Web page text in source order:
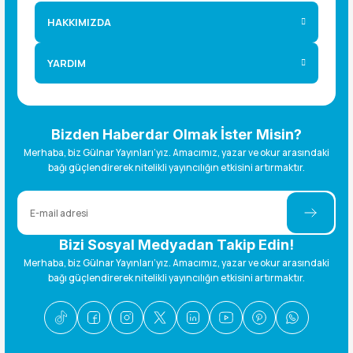
Messaldo ve Çingene Kız / Edip Yüksekyuva
280,00 TL
350,00 TL
280,00 TL
Bir Dönemin Gezgin Cumhuriyet Savcısı / Hüseyin Altun
640,00 TL
İyilik İyidir / İrfan B. Gültekin Gizemli Harita / Ali Pektaş
400,00 TL
HAKKIMIZDA
YARDIM
Bizden Haberdar Olmak İster Misin?
Merhaba, biz Gülnar Yayınları’yız. Amacımız, yazar ve okur arasındaki
bağı güçlendirerek nitelikli yayıncılığın etkisini artırmaktır.
Bizi Sosyal Medyadan Takip Edin!
Merhaba, biz Gülnar Yayınları’yız. Amacımız, yazar ve okur arasındaki
bağı güçlendirerek nitelikli yayıncılığın etkisini artırmaktır.